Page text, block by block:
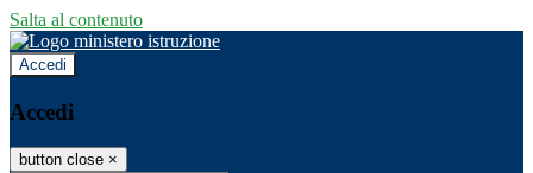
Salta al contenuto
Accedi
Accedi
button close ×